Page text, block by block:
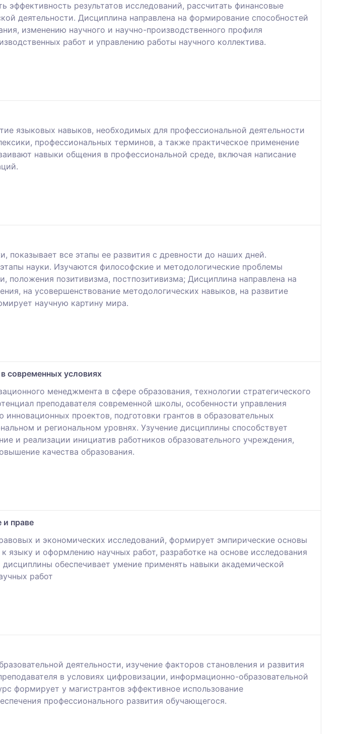
результатов исследований, рассчитать финансовые
деятельности. Дисциплина направлена на формирование способностей
изменению научного и научно-производственного профиля
работ и управлению работы научного коллектива.
языковых навыков, необходимых для профессиональной деятельности
профессиональных терминов, а также практическое применение
навыки общения в профессиональной среде, включая написание
показывает все этапы ее развития с древности до наших дней.
науки. Изучаются философские и методологические проблемы
положения позитивизма, постпозитивизма; Дисциплина направлена на
на усовершенствование методологических навыков, на развитие
научную картину мира.
современных условиях
менеджмента в сфере образования, технологии стратегического
преподавателя современной школы, особенности управления
проектов, подготовки грантов в образовательных
и региональном уровнях. Узучение дисциплины способствует
и реализации инициатив работников образовательного учреждения,
качества образования.
и праве
и экономических исследований, формирует эмпирические основы
языку и оформлению научных работ, разработке на основе исследования
обеспечивает умение применять навыки академической
работ
деятельности, изучение факторов становления и развития
в условиях цифровизации, информационно-образовательной
формирует у магистрантов эффективное использование
профессионального развития обучающегося.